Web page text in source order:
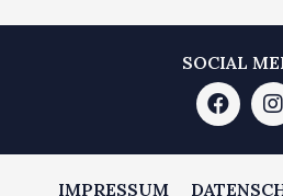
SOCIAL
IMPRESSUM